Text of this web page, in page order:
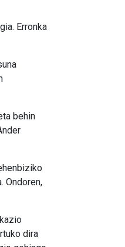
Erronka
behin
Ondoren,
dira